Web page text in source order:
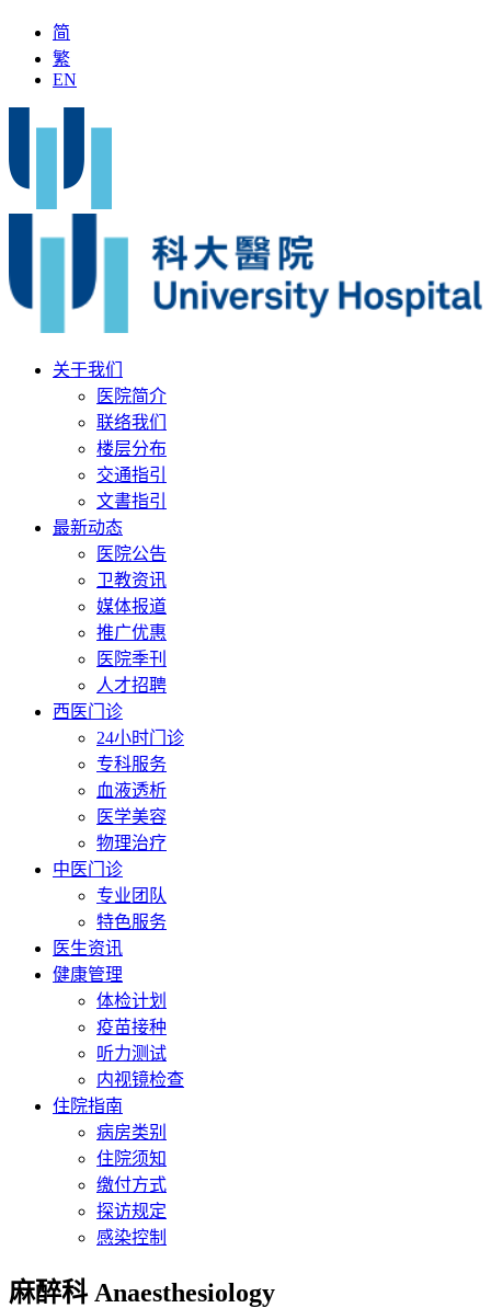
简
繁
EN
关于我们
医院简介
联络我们
楼层分布
交通指引
文書指引
最新动态
医院公告
卫教资讯
媒体报道
推广优惠
医院季刊
人才招聘
西医门诊
24小时门诊
专科服务
血液透析
医学美容
物理治疗
中医门诊
专业团队
特色服务
医生资讯
健康管理
体检计划
疫苗接种
听力测试
内视镜检查
住院指南
病房类别
住院须知
缴付方式
探访规定
感染控制
麻醉科 Anaesthesiology